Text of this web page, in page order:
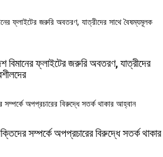
ফ্লাইটের জরুরি অবতরণ, যাত্রীদের সাথে বৈষম্যমূলক
বিমানের ফ্লাইটের জরুরি অবতরণ, যাত্রীদের
সম্পর্কে অপপ্রচারের বিরুদ্ধে সতর্ক থাকার আহ্বান
সম্পর্কে অপপ্রচারের বিরুদ্ধে সতর্ক থাকার